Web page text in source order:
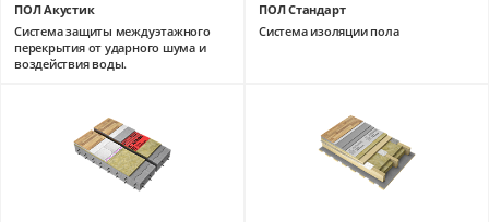
ПОЛ Акустик
Система защиты междуэтажного
перекрытия от ударного шума и
воздействия воды.
ПОЛ Стандарт
Система изоляции пола